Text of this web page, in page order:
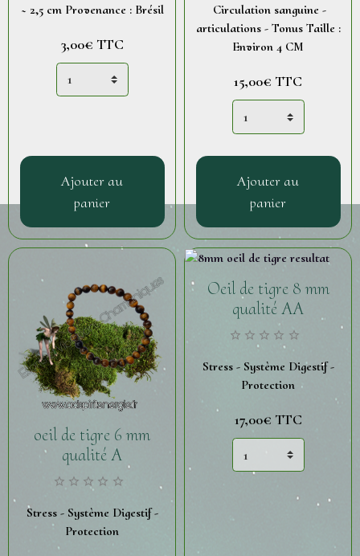
~ 2,5 cm Provenance : Brésil
3,00€ TTC
Ajouter au
panier
Circulation sanguine -
articulations - Tonus Taille :
Environ 4 CM
15,00€ TTC
Ajouter au
panier
oeil de tigre 6 mm
qualité A
Stress - Système Digestif -
Protection
Oeil de tigre 8 mm
qualité AA
Stress - Système Digestif -
Protection
17,00€ TTC